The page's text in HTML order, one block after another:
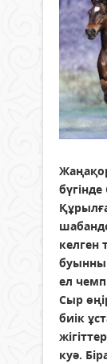
келген
ел
Сыр
биік
куә.